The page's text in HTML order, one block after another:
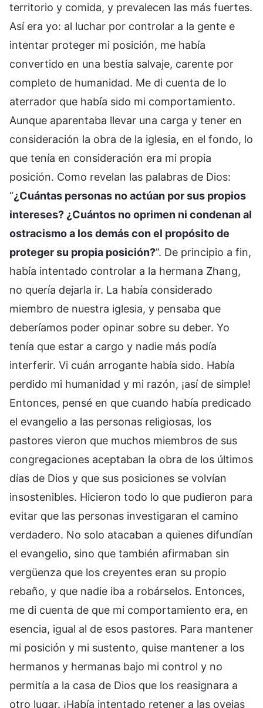
territorio y comida, y prevalecen las más fuertes.
Así era yo: al luchar por controlar a la gente e
intentar proteger mi posición, me había
convertido en una bestia salvaje, carente por
completo de humanidad. Me di cuenta de lo
aterrador que había sido mi comportamiento.
Aunque aparentaba llevar una carga y tener en
consideración la obra de la iglesia, en el fondo, lo
que tenía en consideración era mi propia
posición. Como revelan las palabras de Dios:
“¿Cuántas personas no actúan por sus propios
intereses? ¿Cuántos no oprimen ni condenan al
ostracismo a los demás con el propósito de
proteger su propia posición?”. De principio a fin,
había intentado controlar a la hermana Zhang,
no quería dejarla ir. La había considerado
miembro de nuestra iglesia, y pensaba que
deberíamos poder opinar sobre su deber. Yo
tenía que estar a cargo y nadie más podía
interferir. Vi cuán arrogante había sido. Había
perdido mi humanidad y mi razón, ¡así de simple!
Entonces, pensé en que cuando había predicado
el evangelio a las personas religiosas, los
pastores vieron que muchos miembros de sus
congregaciones aceptaban la obra de los últimos
días de Dios y que sus posiciones se volvían
insostenibles. Hicieron todo lo que pudieron para
evitar que las personas investigaran el camino
verdadero. No solo atacaban a quienes difundían
el evangelio, sino que también afirmaban sin
vergüenza que los creyentes eran su propio
rebaño, y que nadie iba a robárselos. Entonces,
me di cuenta de que mi comportamiento era, en
esencia, igual al de esos pastores. Para mantener
mi posición y mi sustento, quise mantener a los
hermanos y hermanas bajo mi control y no
permitía a la casa de Dios que los reasignara a
otro lugar. ¡Había intentado retener a las ovejas